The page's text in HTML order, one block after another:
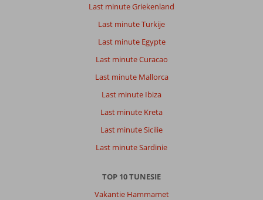
Last minute Griekenland
Last minute Turkije
Last minute Egypte
Last minute Curacao
Last minute Mallorca
Last minute Ibiza
Last minute Kreta
Last minute Sicilie
Last minute Sardinie
TOP 10 TUNESIE
Vakantie Hammamet